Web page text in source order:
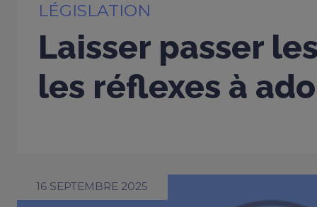
LÉGISLATION
Laisser passer
les réflexes à
16 SEPTEMBRE 2025